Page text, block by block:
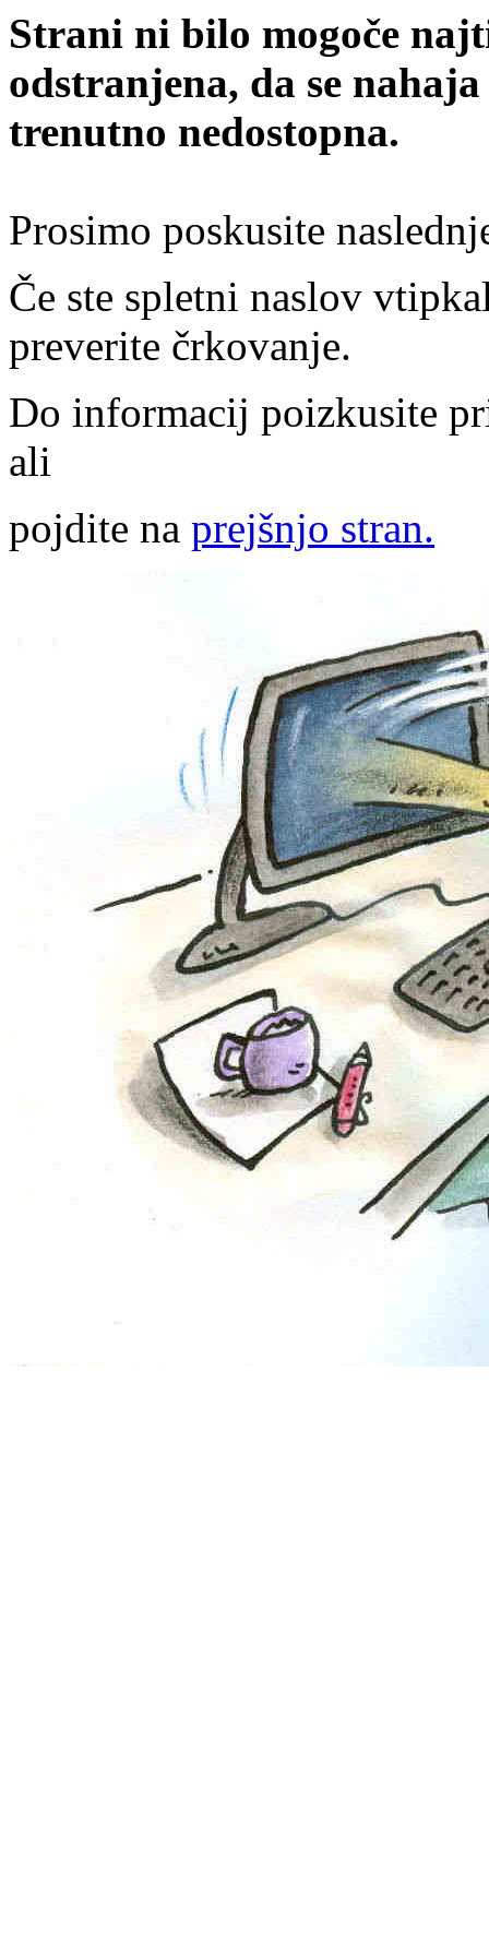
Strani ni bilo mogoče
odstranjena, da se
trenutno nedostopna.
Prosimo poskusite
Če ste spletni naslov
preverite črkovanje.
Do informacij poizkusite
ali
pojdite na prejšnjo stran.